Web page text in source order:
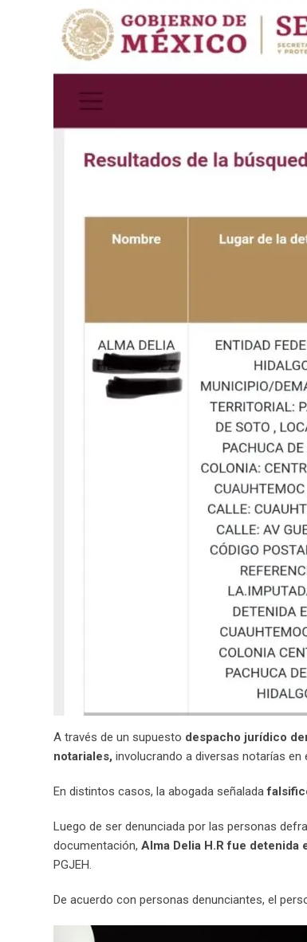
A través de un supuesto despacho jurídico
notariales, involucrando a diversas notarías en
En distintos casos, la abogada señalada
Luego de ser denunciada por las personas
documentación, Alma Delia H.R fue detenida
PGJEH.
De acuerdo con personas denunciantes, el